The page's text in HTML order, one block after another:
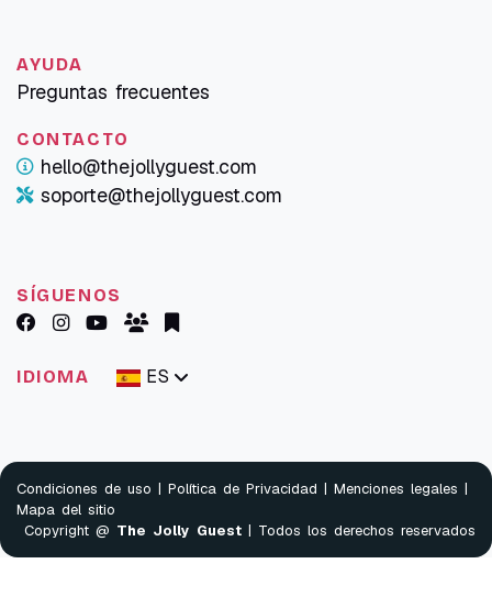
AYUDA
Preguntas frecuentes
CONTACTO
hello@thejollyguest.com
soporte@thejollyguest.com
SÍGUENOS
IDIOMA ES
Condiciones de uso | Política de Privacidad | Menciones legales |
Mapa del sitio
Copyright @ The Jolly Guest | Todos los derechos reservados